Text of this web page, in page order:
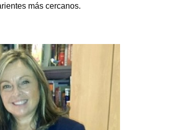
más cercanos.